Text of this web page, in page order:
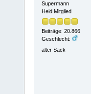
Supermann
Held Mitglied
Beiträge: 20.866
Geschlecht:
alter Sack